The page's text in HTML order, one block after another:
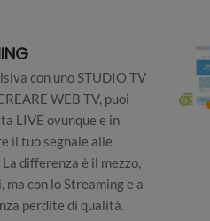
con uno STUDIO TV
WEB TV, puoi
LIVE ovunque e in
il tuo segnale alle
differenza è il mezzo,
ma con lo Streaming e a
perdite di qualità.